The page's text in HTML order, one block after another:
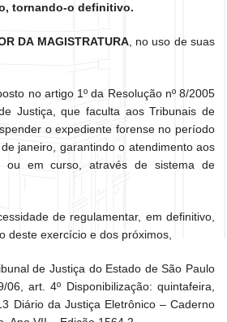
tornando-o definitivo.
DA MAGISTRATURA, no uso de suas
no artigo 1º da Resolução nº 8/2005
Justiça, que faculta aos Tribunais de
o expediente forense no período
janeiro, garantindo o atendimento aos
ou em curso, através de sistema de
de regulamentar, em definitivo,
deste exercício e dos próximos,
de Justiça do Estado de São Paulo
art. 4º Disponibilização: quintafeira,
Diário da Justiça Eletrônico – Caderno